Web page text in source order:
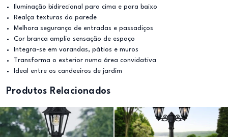
Iluminação bidirecional para cima e para baixo
Realça texturas da parede
Melhora segurança de entradas e passadiços
Cor branca amplia sensação de espaço
Integra-se em varandas, pátios e muros
Transforma o exterior numa área convidativa
Ideal entre os candeeiros de jardim
Produtos Relacionados